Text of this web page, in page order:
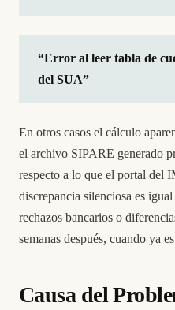
“Error al leer tabla de
del SUA”
En otros casos el cálculo
el archivo SIPARE generado
respecto a lo que el portal del
discrepancia silenciosa es
rechazos bancarios o
semanas después, cuando ya
Causa del